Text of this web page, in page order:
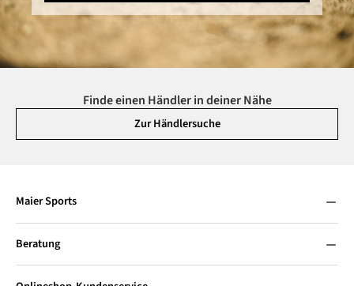
Finde einen Händler in deiner Nähe
Zur Händlersuche
Maier Sports
Beratung